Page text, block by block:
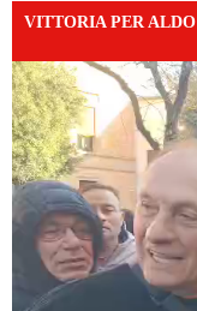
VITTORIA PER ALDO